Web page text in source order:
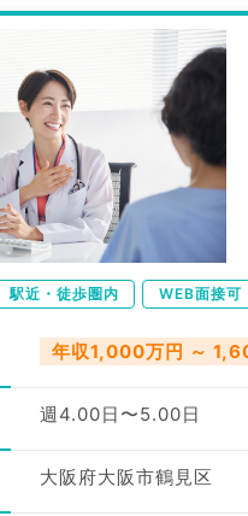
駅近・徒歩圏内 WEB面接可
年収1,000万円 ～
週4.00日〜5.00日
大阪府大阪市鶴見区